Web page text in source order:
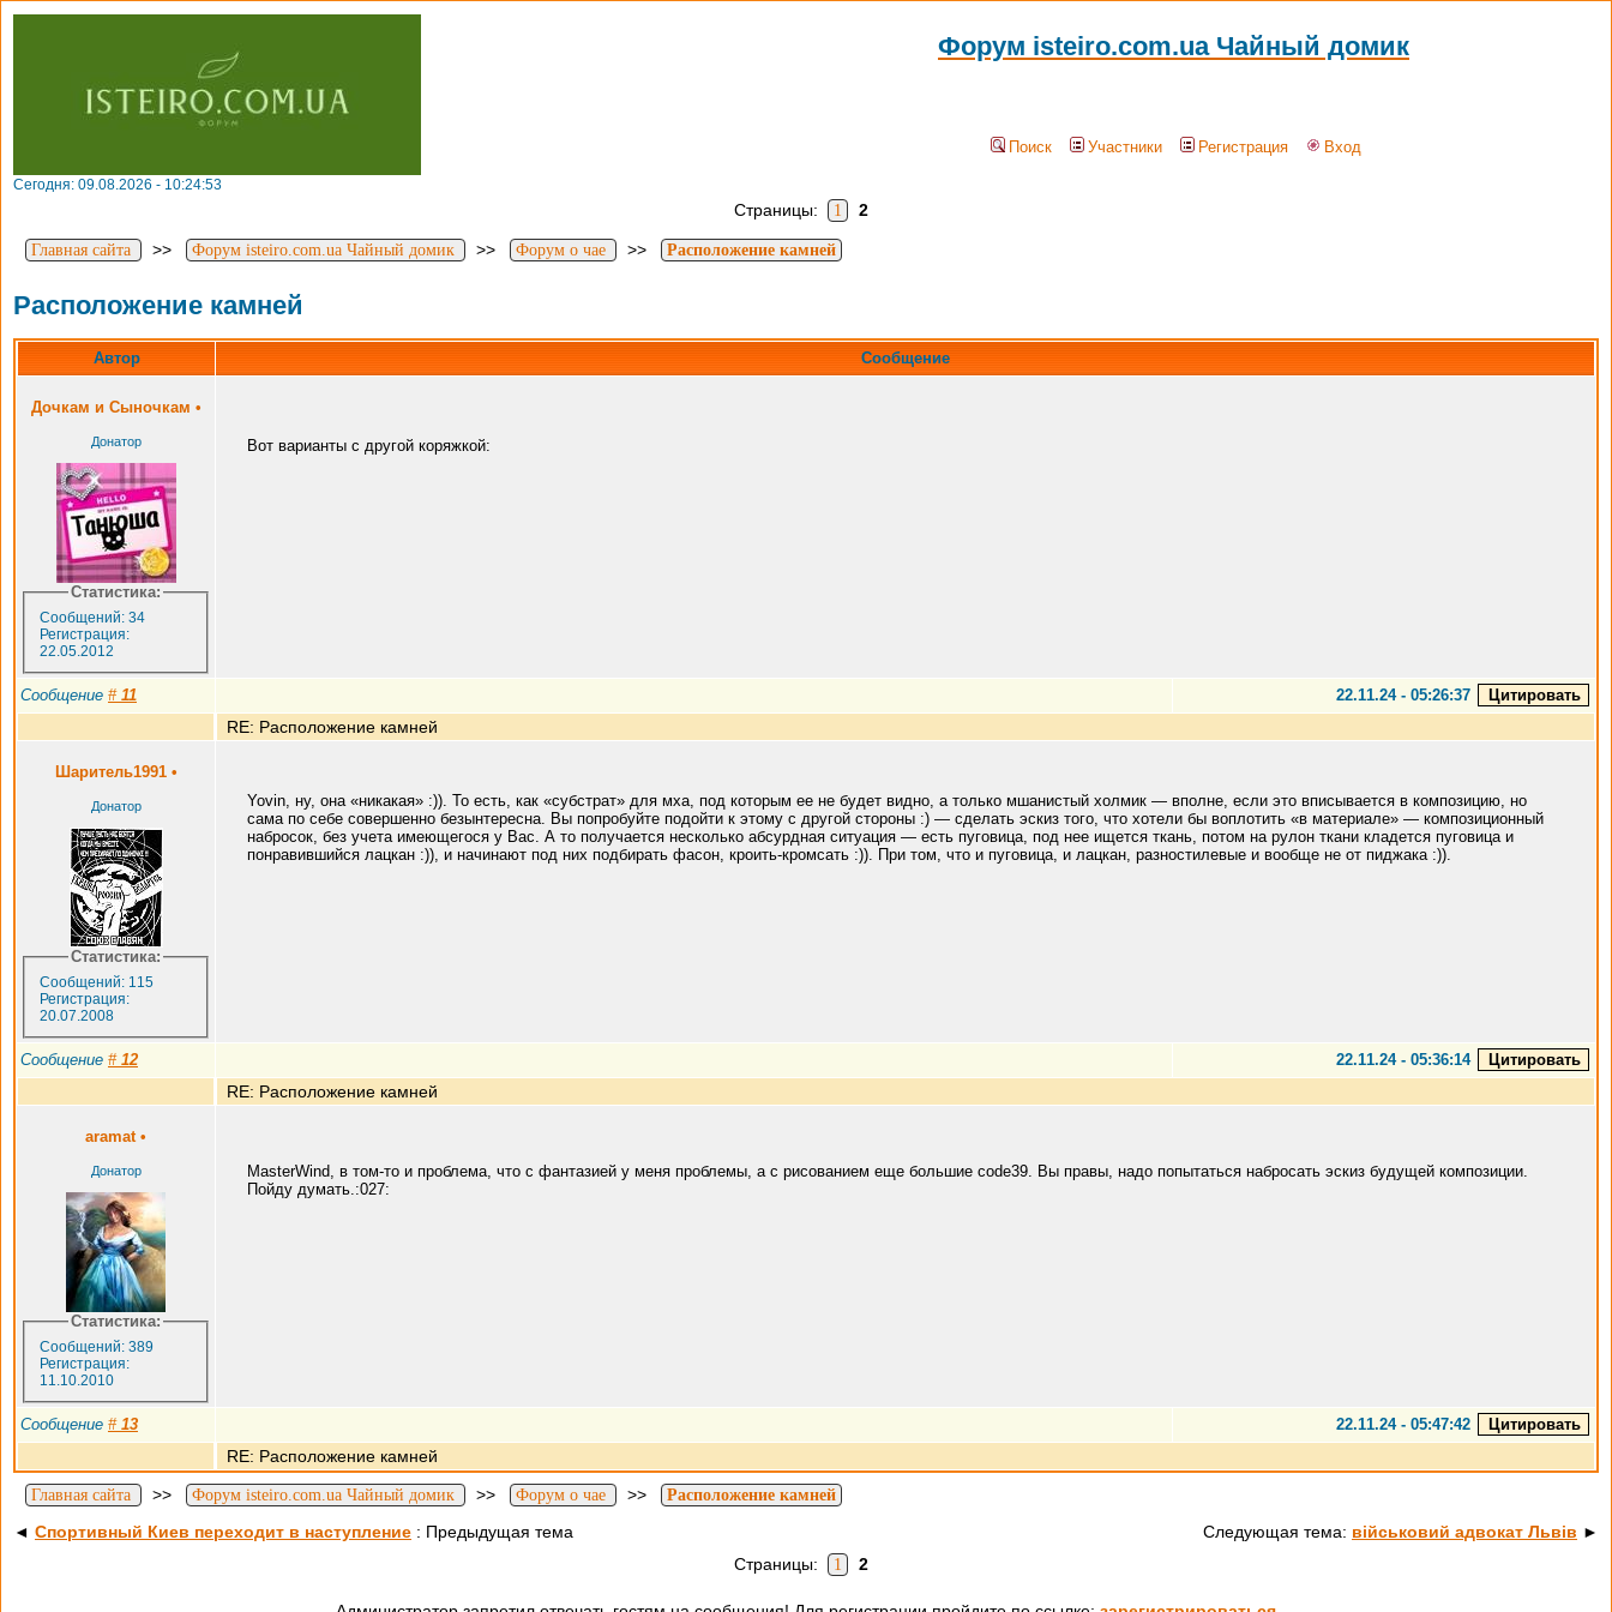
Форум isteiro.com.ua Чайный домик
Поиск Участники Регистрация Вход
Сегодня: 09.08.2026 - 10:24:53
Страницы: 1 2
Главная сайта >> Форум isteiro.com.ua Чайный домик >> Форум о чае >> Расположение камней
Расположение камней
Автор Сообщение
Дочкам и Сыночкам •
Донатор
Статистика:
Сообщений: 34
Регистрация:
22.05.2012
Вот варианты с другой коряжкой:
Сообщение # 11 22.11.24 - 05:26:37
RE: Расположение камней
Шаритель1991 •
Донатор
Статистика:
Сообщений: 115
Регистрация:
20.07.2008
Yovin, ну, она «никакая» :)). То есть, как «субстрат» для мха, под которым ее не будет видно, а только мшанистый холмик — вполне, если это вписывается в композицию, но
сама по себе совершенно безынтересна. Вы попробуйте подойти к этому с другой стороны :) — сделать эскиз того, что хотели бы воплотить «в материале» — композиционный
набросок, без учета имеющегося у Вас. А то получается несколько абсурдная ситуация — есть пуговица, под нее ищется ткань, потом на рулон ткани кладется пуговица и
понравившийся лацкан :)), и начинают под них подбирать фасон, кроить-кромсать :)). При том, что и пуговица, и лацкан, разностилевые и вообще не от пиджака :)).
Сообщение # 12 22.11.24 - 05:36:14
RE: Расположение камней
aramat •
Донатор
Статистика:
Сообщений: 389
Регистрация:
11.10.2010
MasterWind, в том-то и проблема, что с фантазией у меня проблемы, а с рисованием еще большие code39. Вы правы, надо попытаться набросать эскиз будущей композиции.
Пойду думать.:027:
Сообщение # 13 22.11.24 - 05:47:42
RE: Расположение камней
Главная сайта >> Форум isteiro.com.ua Чайный домик >> Форум о чае >> Расположение камней
◄ Спортивный Киев переходит в наступление : Предыдущая тема Следующая тема: військовий адвокат Львів ►
Страницы:
1 2